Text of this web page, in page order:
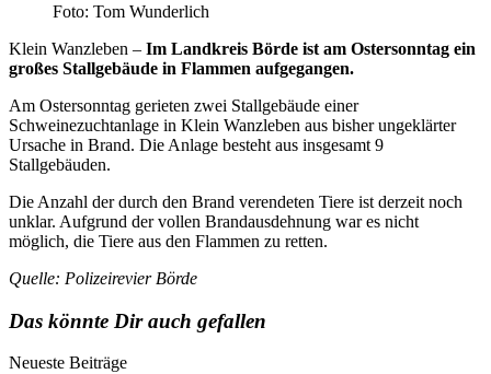
Foto: Tom Wunderlich
Klein Wanzleben – Im Landkreis Börde ist am Ostersonntag ein
großes Stallgebäude in Flammen aufgegangen.
Am Ostersonntag gerieten zwei Stallgebäude einer
Schweinezuchtanlage in Klein Wanzleben aus bisher ungeklärter
Ursache in Brand. Die Anlage besteht aus insgesamt 9
Stallgebäuden.
Die Anzahl der durch den Brand verendeten Tiere ist derzeit noch
unklar. Aufgrund der vollen Brandausdehnung war es nicht
möglich, die Tiere aus den Flammen zu retten.
Quelle: Polizeirevier Börde
Das könnte Dir auch gefallen
Neueste Beiträge